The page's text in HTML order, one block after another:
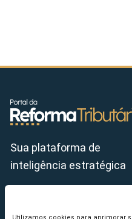
Sua plataforma de
inteligência estratégica